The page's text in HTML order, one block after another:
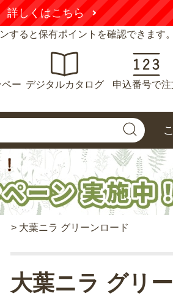
くはこちら
すると保有ポイントを確認できます。
ー デジタルカタログ 申込番号で注
> 大葉ニラ グリーンロード
大葉ニラ グリ